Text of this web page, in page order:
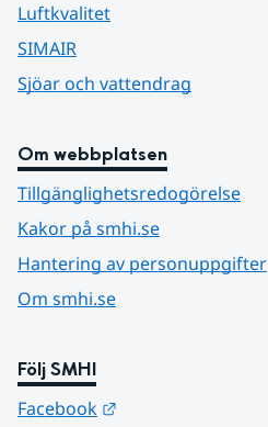
Luftkvalitet
SIMAIR
Sjöar och vattendrag
Om webbplatsen
Tillgänglighetsredogörelse
Kakor på smhi.se
Hantering av personuppgifter
Om smhi.se
Följ SMHI
Facebook